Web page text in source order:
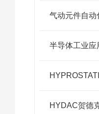
气动元件自动
半导体工业应
HYDAC贺德